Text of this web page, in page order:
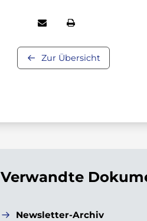
Zur Übersicht
Verwandte
Newsletter-Archiv